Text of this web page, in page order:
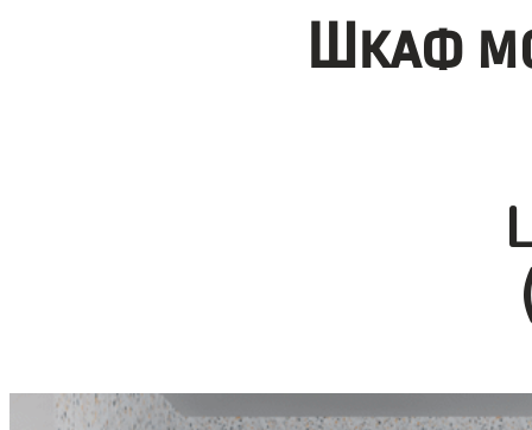
Шкаф